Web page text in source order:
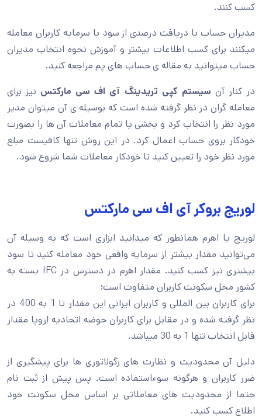
کسب کنند.
مدیران حساب با دریافت درصدی از سود با سرمایه کاربران معامله
میکنند برای کسب اطلاعات بیشتر و آموزش نحوه انتخاب مدیران
حساب میتوانید به مقاله ی حساب های پم مراجعه کنید.
در کنار آن سیستم کپی تریدینگ آی اف سی مارکتس نیز برای
معامله گران در نظر گرفته شده است که بوسیله ی آن میتوان مدیر
مورد نظر را انتخاب کرد و بخشی یا تمام معاملات آن ها را بصورت
خودکار بروی حساب اعمال کرد. در این روش تنها کافیست مبلغ
مورد نظر خود را تعیین کنید تا خودکار معاملات شما شروع شود.
لوریج بروکر آی اف سی مارکتس
لوریج یا اهرم همانطور که میدانید ابزاری است که به وسیله آن
می‌توانید مقدار بیشتر از سرمایه واقعی خود معامله کنید تا سود
بیشتری نیز کسب کنید. مقدار اهرم در دسترس در IFC بسته به
کشور محل سکونت کاربران متفاوت است؛
برای کاربران بین المللی و کاربران ایرانی این مقدار تا 1 به 400 در
نظر گرفته شده و در مقابل برای کاربران حوضه اتحادیه اروپا مقدار
قابل انتخاب تنها 1 به 30 میباشد.
دلیل آن محدودیت و نظارت های رگولاتوری ها برای پیشگیری از
ضرر کاربران و هرگونه سوءاستفاده است. پس پیش از ثبت نام
حتما از محدودیت های معاملاتی بر اساس محل سکونت خود
اطلاع کسب کنید.